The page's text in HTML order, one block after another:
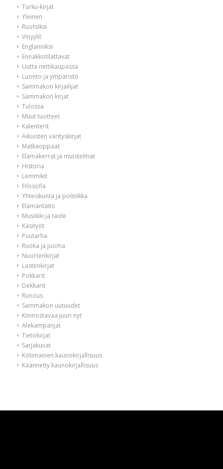
Turku-kirjat
Yleinen
Ruotsiksi
Vinyylit
Englanniksi
Ennakkotilattavat
Uutta nettikaupassa
Luonto ja ympäristö
Sammakon kirjailijat
Sammakon kirjat
Tulossa
Muut tuotteet
Kalenterit
Aikuisten värityskirjat
Matkaoppaat
Elämäkerrat ja muistelmat
Historia
Lemmikit
Filosofia
Yhteiskunta ja politiikka
Elämäntaito
Musiikki ja taide
Käsityöt
Puutarha
Ruoka ja juoma
Nuortenkirjat
Lastenkirjat
Pokkarit
Dekkarit
Runous
Sammakon uutuudet
Kiinnostavaa juuri nyt
Alekampanjat
Tietokirjat
Sarjakuvat
Kotimainen kaunokirjallisuus
Käännetty kaunokirjallisuus